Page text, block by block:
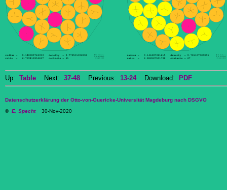
Up: Table Next: 37-48 Previous: 13-24Download: PDF
Datenschutzerklärung der Otto-von-Guericke-Universität Magdeburg nach DSGVO
© E. Specht30-Nov-2020